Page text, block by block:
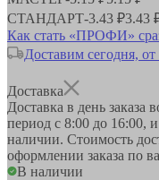
СТАНДАРТ-3.43 ₽3.43
Как стать «ПРОФИ»
Доставим сегодня,
Доставка
Доставка в день заказа
период с 8:00 до 16:00,
наличии. Стоимость
оформлении заказа по
В наличии